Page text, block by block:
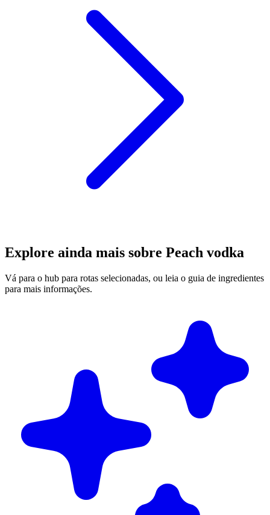
Explore ainda mais sobre Peach vodka
Vá para o hub para rotas selecionadas, ou leia o guia de ingredientes
para mais informações.